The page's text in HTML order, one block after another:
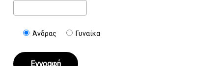
Άνδρας Γυναίκα